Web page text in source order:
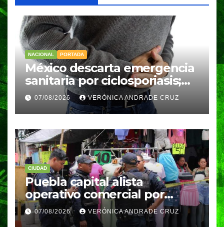
NACIONAL PORTADA
México descarta emergencia
sanitaria por ciclosporiasis;
reportan 33 casos en dos
meses
07/08/2026 VERÓNICA ANDRADE CRUZ
CIUDAD
Puebla capital alista
operativo comercial por
fiestas patrias y regreso a
clases
07/08/2026 VERÓNICA ANDRADE CRUZ